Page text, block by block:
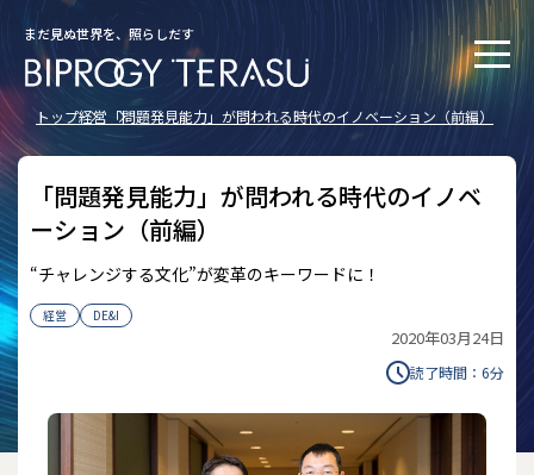
まだ見ぬ世界を、照らしだす
トップ経営 「問題発見能力」が問われる時代のイノベーション（前編）
「問題発見能力」が問われる時代のイノベ
ーション（前編）
“チャレンジする文化”が変革のキーワードに！
経営 DE&I
2020年03月24日
読了時間： 6分